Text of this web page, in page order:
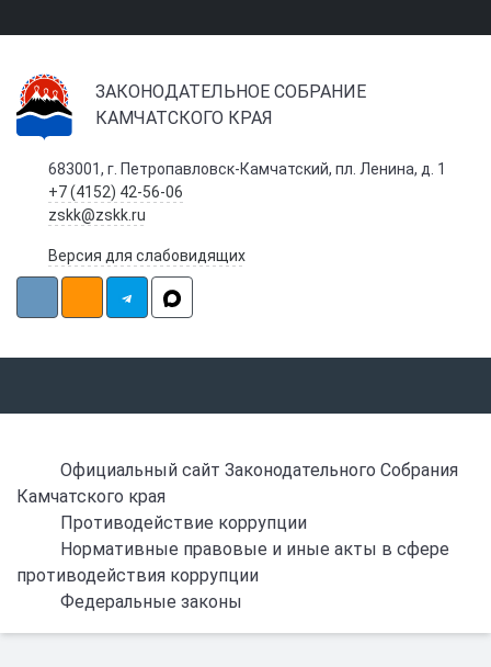
ЗАКОНОДАТЕЛЬНОЕ СОБРАНИЕ
КАМЧАТСКОГО КРАЯ
683001, г. Петропавловск-Камчатский, пл. Ленина, д. 1
+7 (4152) 42-56-06
zskk@zskk.ru
Версия для слабовидящих
Официальный сайт Законодательного Собрания
Камчатского края
Противодействие коррупции
Нормативные правовые и иные акты в сфере
противодействия коррупции
Федеральные законы